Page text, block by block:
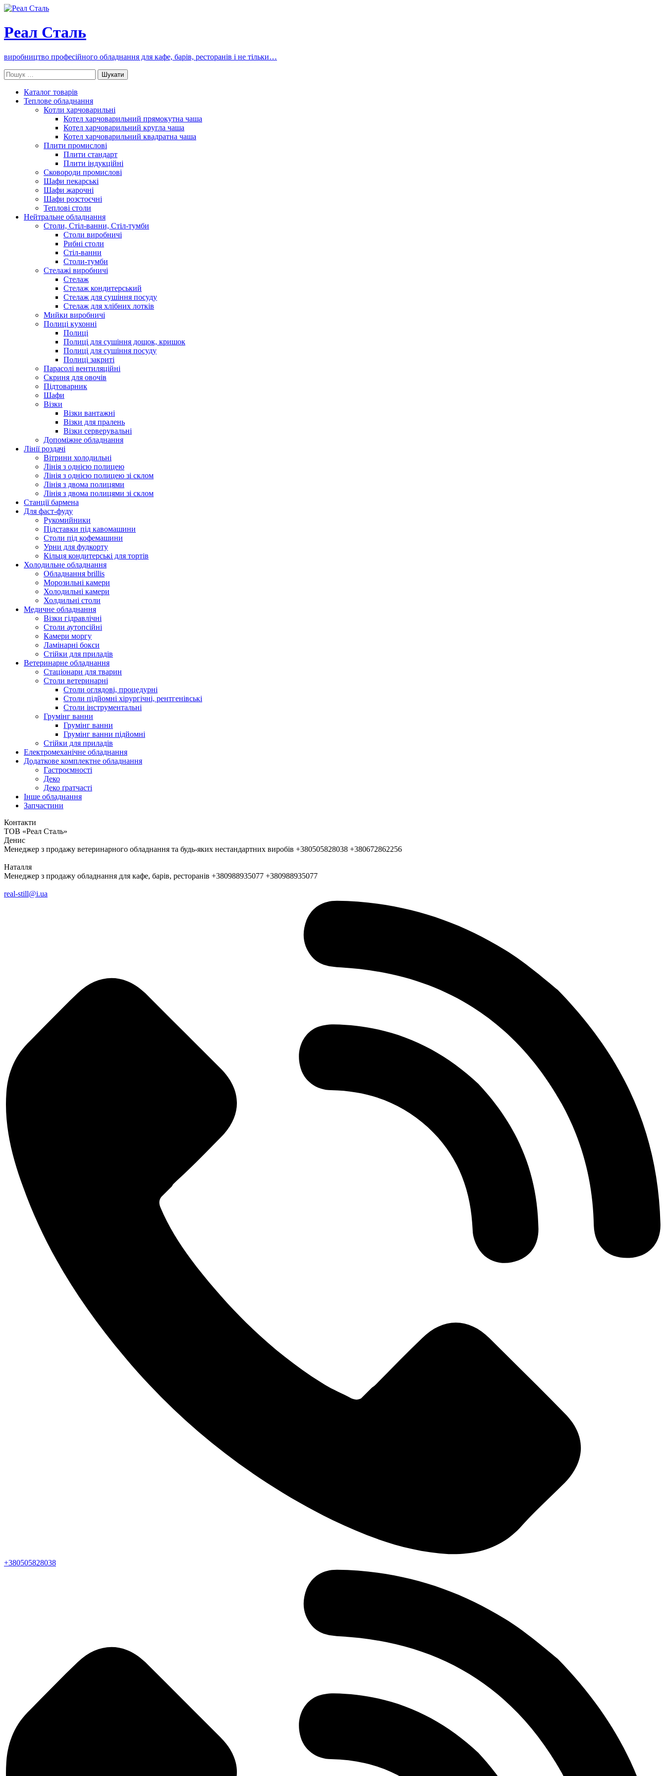
Реал Сталь
виробництво професійного обладнання для кафе, барів, ресторанів і не тільки…
Пошук:
Каталог товарів
Теплове обладнання
Котли харчоварильні
Котел харчоварильний прямокутна чаша
Котел харчоварильний кругла чаша
Котел харчоварильний квадратна чаша
Плити промислові
Плити стандарт
Плити індукційні
Сковороди промислові
Шафи пекарські
Шафи жарочні
Шафи розстоєчні
Теплові столи
Нейтральне обладнання
Столи, Стіл-ванни, Стіл-тумби
Столи виробничі
Рибні столи
Стіл-ванни
Столи-тумби
Стелажі виробничі
Стелаж
Стелаж кондитерський
Стелаж для сушіння посуду
Стелаж для хлібних лотків
Мийки виробничі
Полиці кухонні
Полиці
Полиці для сушіння дощок, кришок
Полиці для сушіння посуду
Полиці закриті
Парасолі вентиляційні
Скриня для овочів
Підтоварник
Шафи
Візки
Візки вантажні
Візки для пралень
Візки серверувальні
Допоміжне обладнання
Лінії роздачі
Вітрини холодильні
Лінія з однією полицею
Лінія з однією полицею зі склом
Лінія з двома полицями
Лінія з двома полицями зі склом
Станції бармена
Для фаст-фуду
Рукомийники
Підставки під кавомашини
Столи під кофемашини
Урни для фудкорту
Кільця кондитерські для тортів
Холодильне обладнання
Обладнання brillis
Морозильні камери
Холодильні камери
Холдильні столи
Медичне обладнання
Візки гідравлічні
Столи аутопсійні
Камери моргу
Ламінарні бокси
Стійки для приладів
Ветеринарне обладнання
Стаціонари для тварин
Столи ветеринарні
Столи оглядові, процедурні
Столи підйомні хірургічні, рентгенівські
Столи інструментальні
Грумінг ванни
Грумінг ванни
Грумінг ванни підйомні
Стійки для приладів
Електромеханічне обладнання
Додаткове комплектне обладнання
Гастроємності
Деко
Деко ґратчасті
Інше обладнання
Запчастини
Контакти
ТОВ «Реал Сталь»
Денис
Менеджер з продажу ветеринарного обладнання та будь-яких нестандартних виробів +380505828038 +380672862256
Наталля
Менеджер з продажу обладнання для кафе, барів, ресторанів +380988935077 +380988935077
real-still@i.ua
+380505828038